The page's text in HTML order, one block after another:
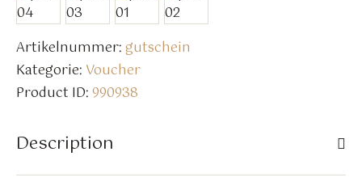
Artikelnummer:gutschein
Kategorie: Voucher
Product ID:990938
Description